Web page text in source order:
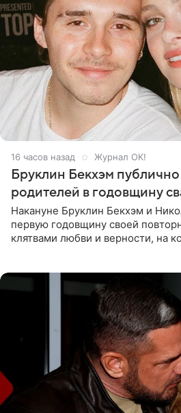
16 часов назад Журнал OK!
Бруклин Бекхэм
родителей в годовщину
Накануне Бруклин Бекхэм и
первую годовщину своей
клятвами любви и верности, на